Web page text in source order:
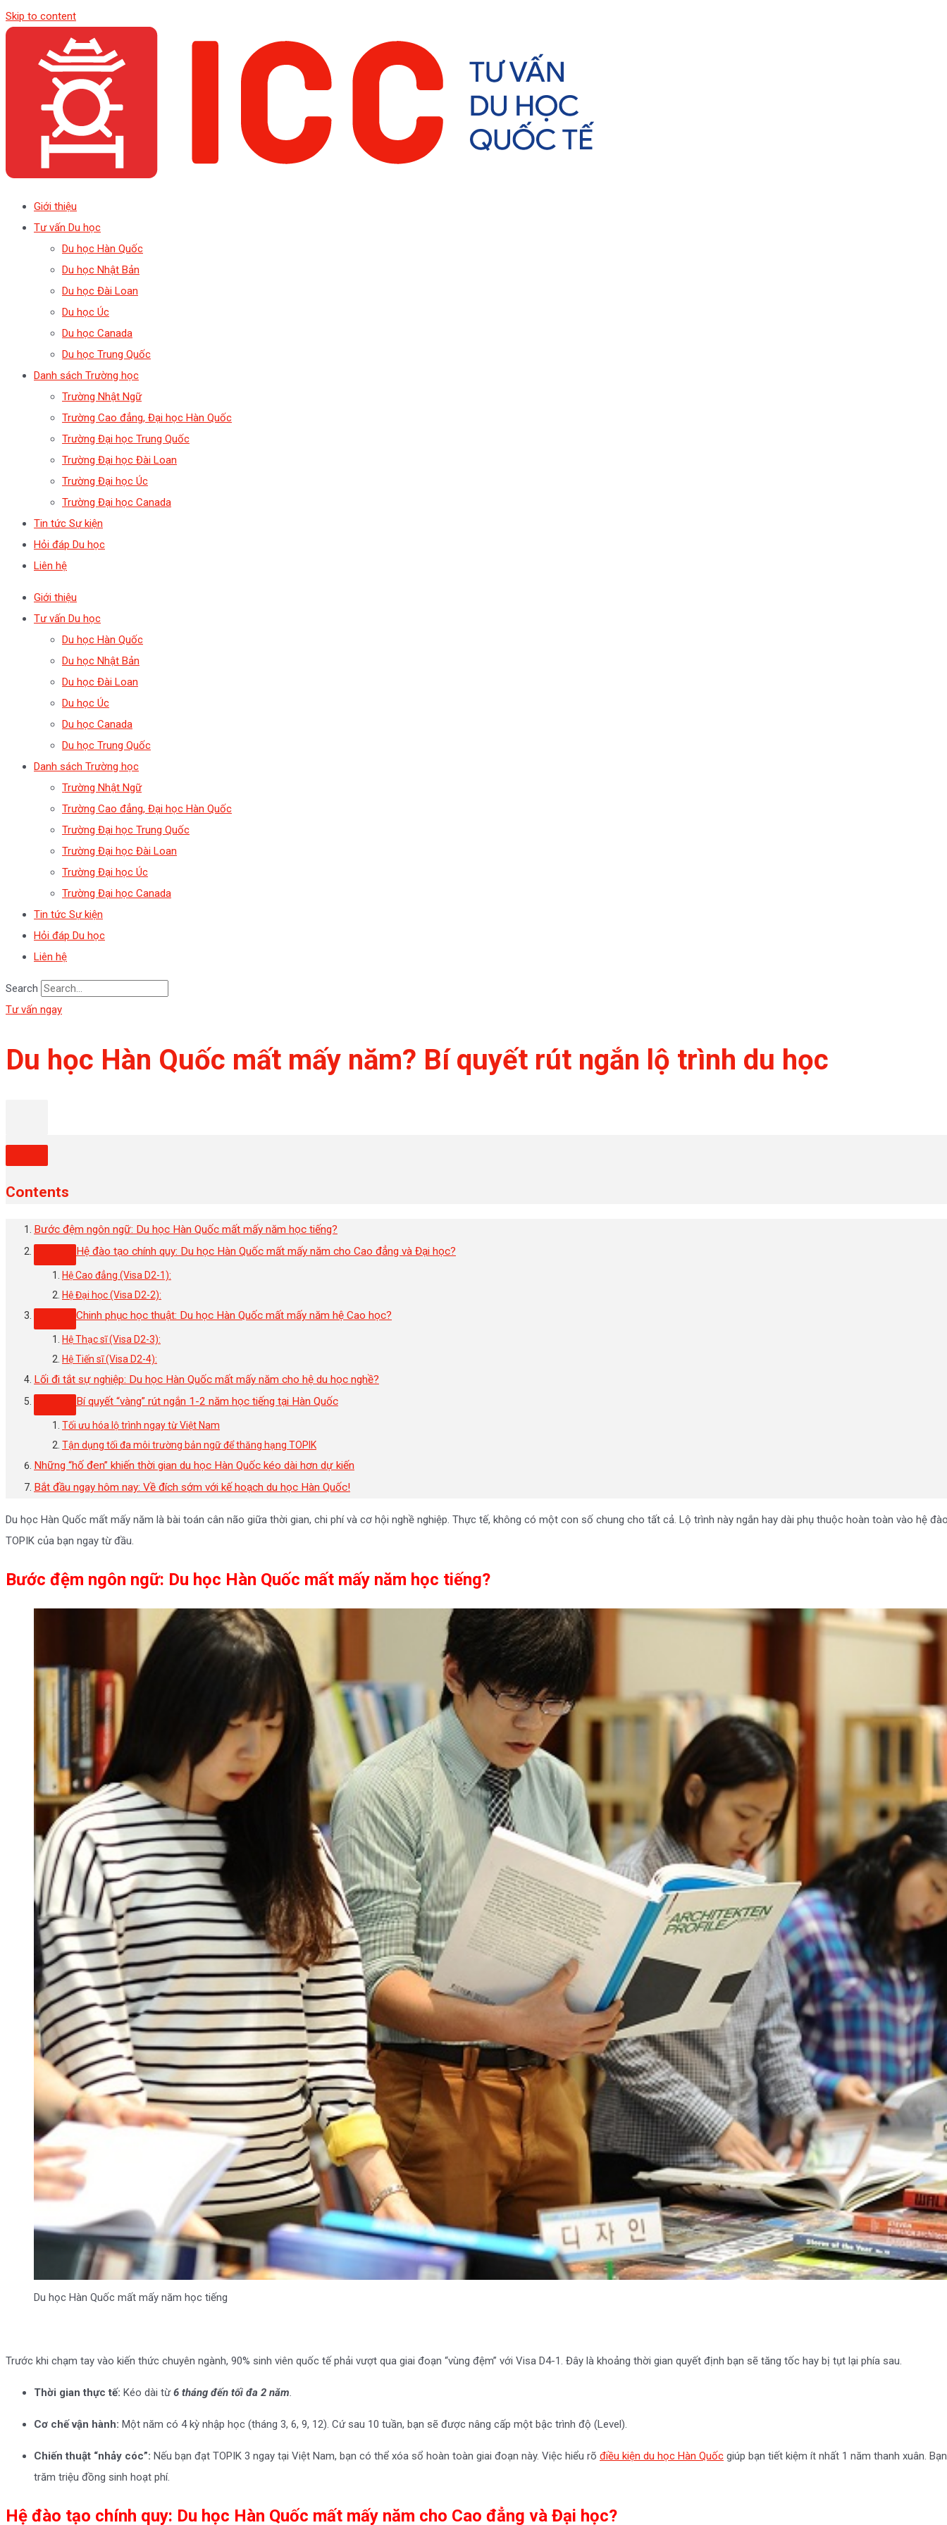
Skip to content
Giới thiệu
Tư vấn Du học
Du học Hàn Quốc
Du học Nhật Bản
Du học Đài Loan
Du học Úc
Du học Canada
Du học Trung Quốc
Danh sách Trường học
Trường Nhật Ngữ
Trường Cao đẳng, Đại học Hàn Quốc
Trường Đại học Trung Quốc
Trường Đại học Đài Loan
Trường Đại học Úc
Trường Đại học Canada
Tin tức Sự kiện
Hỏi đáp Du học
Liên hệ
Giới thiệu
Tư vấn Du học
Du học Hàn Quốc
Du học Nhật Bản
Du học Đài Loan
Du học Úc
Du học Canada
Du học Trung Quốc
Danh sách Trường học
Trường Nhật Ngữ
Trường Cao đẳng, Đại học Hàn Quốc
Trường Đại học Trung Quốc
Trường Đại học Đài Loan
Trường Đại học Úc
Trường Đại học Canada
Tin tức Sự kiện
Hỏi đáp Du học
Liên hệ
Search
Tư vấn ngay
Du học Hàn Quốc mất mấy năm? Bí quyết rút ngắn lộ trình du học
Contents
Bước đệm ngôn ngữ: Du học Hàn Quốc mất mấy năm học tiếng?
Hệ đào tạo chính quy: Du học Hàn Quốc mất mấy năm cho Cao đẳng và Đại học?
Hệ Cao đẳng (Visa D2-1):
Hệ Đại học (Visa D2-2):
Chinh phục học thuật: Du học Hàn Quốc mất mấy năm hệ Cao học?
Hệ Thạc sĩ (Visa D2-3):
Hệ Tiến sĩ (Visa D2-4):
Lối đi tắt sự nghiệp: Du học Hàn Quốc mất mấy năm cho hệ du học nghề?
Bí quyết “vàng” rút ngắn 1-2 năm học tiếng tại Hàn Quốc
Tối ưu hóa lộ trình ngay từ Việt Nam
Tận dụng tối đa môi trường bản ngữ để thăng hạng TOPIK
Những “hố đen” khiến thời gian du học Hàn Quốc kéo dài hơn dự kiến
Bắt đầu ngay hôm nay: Về đích sớm với kế hoạch du học Hàn Quốc!
Du học Hàn Quốc mất mấy năm là bài toán cân não giữa thời gian, chi phí và cơ hội nghề nghiệp. Thực tế, không có một con số chung cho tất cả. Lộ trình này ngắn hay dài phụ thuộc hoàn toàn vào hệ
TOPIK của bạn ngay từ đầu.
Bước đệm ngôn ngữ: Du học Hàn Quốc mất mấy năm học tiếng?
Du học Hàn Quốc mất mấy năm học tiếng
Trước khi chạm tay vào kiến thức chuyên ngành, 90% sinh viên quốc tế phải vượt qua giai đoạn “vùng đệm” với Visa D4-1. Đây là khoảng thời gian quyết định bạn sẽ tăng tốc hay bị tụt lại phía sau.
Thời gian thực tế: Kéo dài từ6 tháng đến tối đa 2 năm.
Cơ chế vận hành: Một năm có 4 kỳ nhập học (tháng 3, 6, 9, 12). Cứ sau 10 tuần, bạn sẽ được nâng cấp một bậc trình độ (Level).
Chiến thuật “nhảy cóc”: Nếu bạn đạt TOPIK 3 ngay tại Việt Nam, bạn có thể xóa sổ hoàn toàn giai đoạn này. Việc hiểu rõ điều kiện du học Hàn Quốc giúp bạn tiết kiệm ít nhất 1 năm thanh xuân.
trăm triệu đồng sinh hoạt phí.
Hệ đào tạo chính quy: Du học Hàn Quốc mất mấy năm cho Cao đẳng và Đại học?